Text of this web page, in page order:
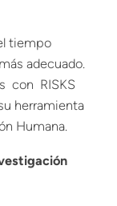
tiempo
adecuado.
con RISKS
herramienta
Humana.